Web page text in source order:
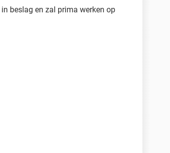
in beslag en zal prima werken op